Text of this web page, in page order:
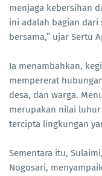
menjaga kebersihan
ini adalah bagian dari
bersama,” ujar Sertu
Ia menambahkan,
mempererat
desa, dan warga.
merupakan nilai
tercipta lingkungan
Sementara itu,
Nogosari,